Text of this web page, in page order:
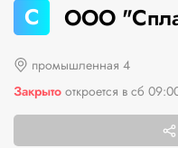
С ООО
промышленная 4
Закрыто откроется в сб